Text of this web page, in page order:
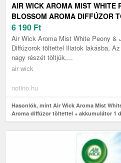
AIR WICK AROMA MIST WHITE
BLOSSOM AROMA DIFFÚZOR
AKKUMULÁTOR 1 DB
6 190 Ft
Air Wick Aroma Mist White Peony &
Diffúzorok töltettel Illatok lakásba,
nagy részét töltjük,...
air wick
notino.hu
Hasonlók, mint Air Wick Aroma Mist
Aroma diffúzor töltettel + akkumulátor 1